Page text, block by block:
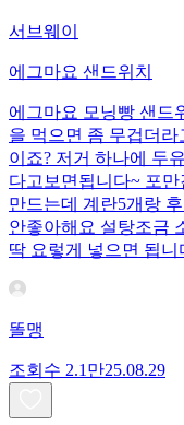
서브웨이
에그마요 샌드위치
에그마요 모닝빵 샌드
을 먹으면 좀 무겁더
이죠? 저거 하나에 두
다고보면됩니다~ 포
만드는데 계란5개랑
안좋아해요 설탕조금
딱 요렇게 넣으면 됩니
똘맹
조회수 2.1만25.08.29